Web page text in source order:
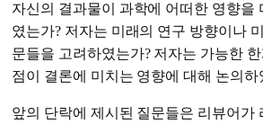
자신의 결과물이 과학에 어떠한 영향을
였는가? 저자는 미래의 연구 방향이나
문들을 고려하였는가? 저자는 가능한
점이 결론에 미치는 영향에 대해 논의하
앞의 단락에 제시된 질문들은 리뷰어가